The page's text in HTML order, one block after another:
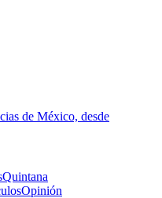
de México, desde
Quintana
Opinión